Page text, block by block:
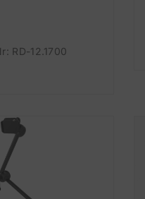
RD-12.1700